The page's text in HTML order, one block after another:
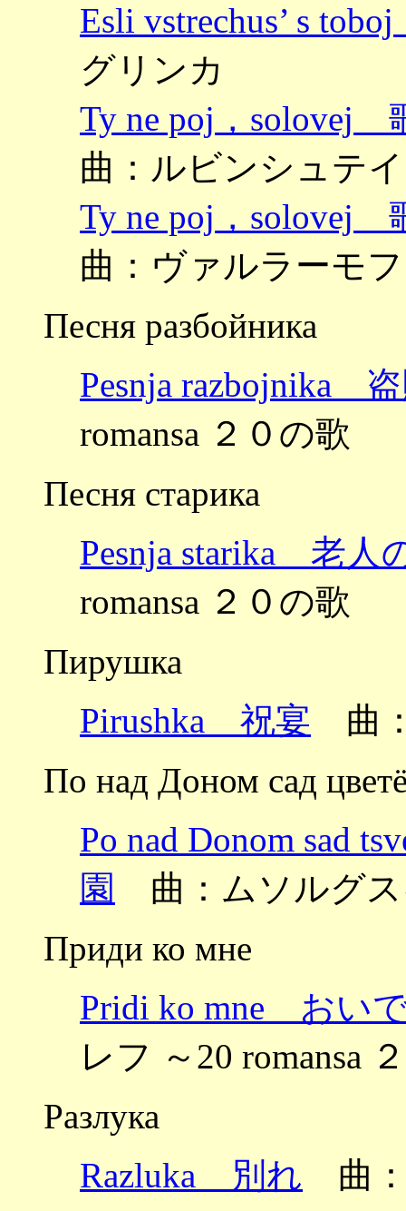
Esli vstrechus’ s
グリンカ
Ty ne poj，solovej
曲：ルビンシュテ
Ty ne poj，solovej
曲：ヴァルラーモフ
Песня разбойника
Pesnja razbojnika
romansa ２０の歌
Песня старика
Pesnja starika 老人
romansa ２０の歌
Пирушка
Pirushka 祝宴 曲
По над Доном сад
Po nad Donom sad
園
曲：ムソルグ
Приди ко мне
Pridi ko mne おい
レフ ～20 romansa
Разлука
Razluka 別れ 曲